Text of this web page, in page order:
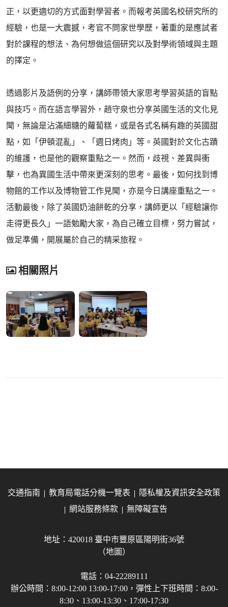
正，以更適切的方式面對學習者。而報考英國名校研究所的
經驗，也是一大震撼，考官不問家世學歷，著重的是應試者
對於課程的想法、為何想做這個研究以及對學術領域與主題
的擇定。
透過影片及語例的分享，講師帶領大家思考學習英語的盲點
與技巧。而在語言學習外，趙守泉也分享英國生活的文化見
聞，無論是沾滿細糖的蘿蔔糕，或是各式名稱有趣的英國甜
點，如「伊頓混亂」、「週日烤肉」等。英國對於文化古蹟
的維護，也是他的觀察重點之一。然而，歧視、差異與衝
擊，也為異國生活中帶來更深刻的思考。最後，如何找到博
物館的工作以及博物管工作見聞，亦是今日講座重點之一。
活動最後，除了英國奶油餅乾的分享，講師更以「經驗讓你
走得更長久」一語勉勵大家，為自己確立目標，努力嘗試，
做足準備，開展屬於自己的精采旅程。
相關照片
交通指南 教育局電話分機一覽表
隱私權及資訊安全政策
網站服務條款
無障礙宣告
地址：420018 臺中市豐原區陽明街36號
（地圖）
電話：04-22289111
辦公時間：8:00-12:00 13:00-17:00，彈性上下班時間：8:00-
8:30、13:00-13:30、17:00-17:30